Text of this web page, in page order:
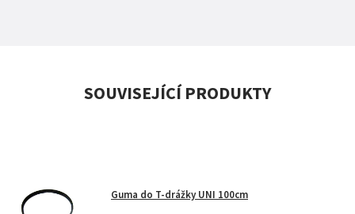
SOUVISEJÍCÍ PRODUKTY
Guma do T-drážky UNI 100cm